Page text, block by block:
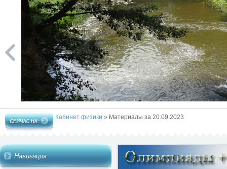
Кабинет физики » Материалы за 20.09.2023
Навигация